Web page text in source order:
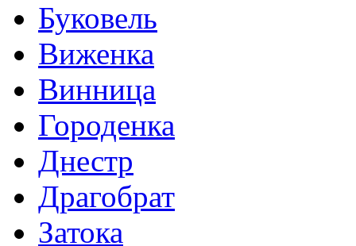
Буковель
Виженка
Винница
Городенка
Днестр
Драгобрат
Затока